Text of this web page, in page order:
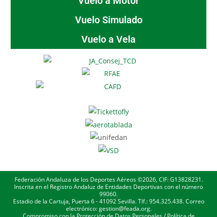
Vuelo Simulado
Vuelo a Vela
Federación Andaluza de los Deportes Aéreos ©2026, CIF: G13828231.
Inscrita en el Registro Andaluz de Entidades Deportivas con el número
99060.
Estadio de la Cartuja, Puerta 6 - 41092 Sevilla. Tlf.: 954.325.438. Correo
electrónico: gestion@feada.org.